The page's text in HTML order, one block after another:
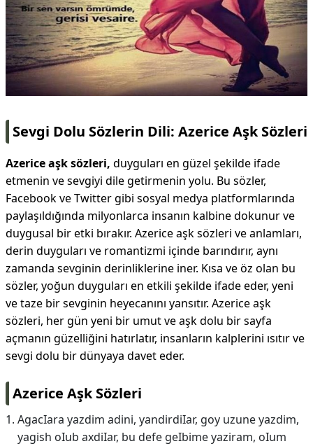
Sevgi Dolu Sözlerin Dili: Azerice Aşk Sözleri
Azerice aşk sözleri, duyguları en güzel şekilde ifade
etmenin ve sevgiyi dile getirmenin yolu. Bu sözler,
Facebook ve Twitter gibi sosyal medya platformlarında
paylaşıldığında milyonlarca insanın kalbine dokunur ve
duygusal bir etki bırakır. Azerice aşk sözleri ve anlamları,
derin duyguları ve romantizmi içinde barındırır, aynı
zamanda sevginin derinliklerine iner. Kısa ve öz olan bu
sözler, yoğun duyguları en etkili şekilde ifade eder, yeni
ve taze bir sevginin heyecanını yansıtır. Azerice aşk
sözleri, her gün yeni bir umut ve aşk dolu bir sayfa
açmanın güzelliğini hatırlatır, insanların kalplerini ısıtır ve
sevgi dolu bir dünyaya davet eder.
Azerice Aşk Sözleri
AgacIara yazdim adini, yandirdiIar, goy uzune yazdim,
yagish oIub axdiIar, bu defe geIbime yaziram, oIum